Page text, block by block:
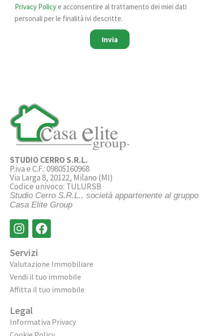
Privacy Policye acconsentire al trattamento dei miei dati
personali per le finalità ivi descritte.
Invia
STUDIO CERRO S.R.L.
P.iva e C.F.: 09805160968
Via Larga 8, 20122, Milano (MI)
Codice univoco: TULURSB
Studio Cerro S.R.L., società appartenente al gruppo
Casa Elite Group
Servizi
Valutazione Immobiliare
Vendi il tuo immobile
Affitta il tuo immobile
Legal
Informativa Privacy